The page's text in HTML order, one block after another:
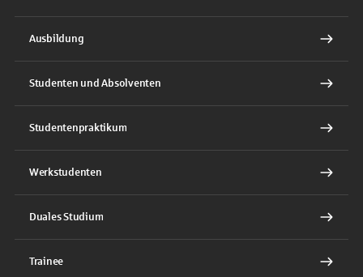
Ausbildung
Studenten und Absolventen
Studentenpraktikum
Werkstudenten
Duales Studium
Trainee